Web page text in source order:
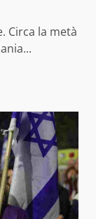
Circa la metà